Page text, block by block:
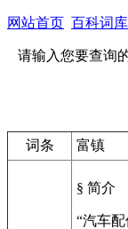
网站首页 百科词库
请输入您要查询
词条 富镇
§ 简介
“汽车